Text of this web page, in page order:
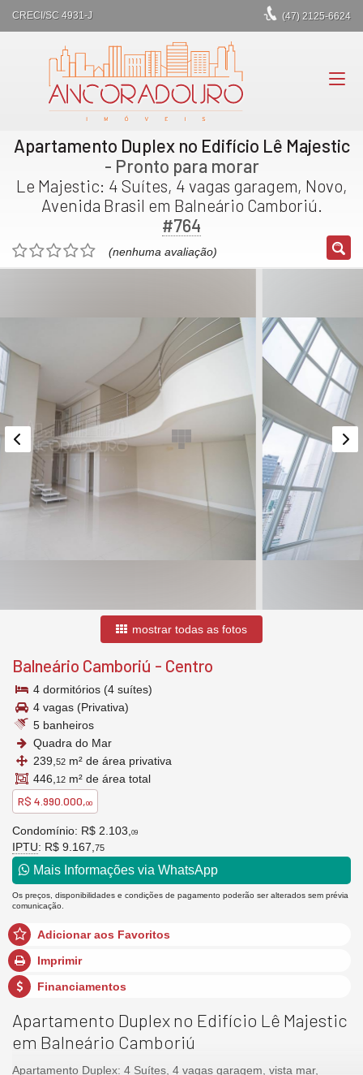
CRECI/SC 4931-J (47) 2125-6624
Apartamento Duplex no Edifício Lê Majestic
- Pronto para morar
Le Majestic: 4 Suítes, 4 vagas garagem, Novo,
Avenida Brasil em Balneário Camboriú.
#764
(nenhuma avaliação)
mostrar todas as fotos
Balneário Camboriú - Centro
4 dormitórios (4 suítes)
4 vagas (Privativa)
5 banheiros
Quadra do Mar
239, 52 m² de área privativa
446, 12 m² de área total
R$ 4.990.000,00
Condomínio: R$ 2.103, 09
IPTU: R$ 9.167, 75
Mais Informações via WhatsApp
Os preços, disponibilidades e condições de pagamento poderão ser alterados sem prévia
comunicação.
Adicionar aos Favoritos
Imprimir
Financiamentos
Apartamento Duplex no Edifício Lê Majestic
em Balneário Camboriú
Apartamento Duplex: 4 Suítes, 4 vagas garagem, vista mar,